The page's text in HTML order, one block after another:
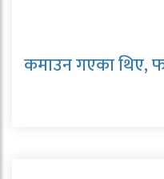
कमाउन गएका थिए,